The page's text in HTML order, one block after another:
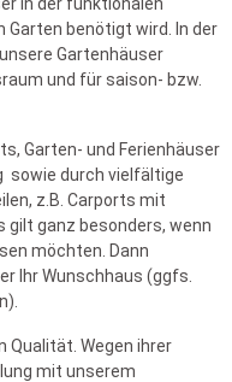
Garten benötigt wird. In der
Gartenhäuser
und für saison- bzw.
Garten- und Ferienhäuser
sowie durch vielfältige
z.B. Carports mit
gilt ganz besonders, wenn
möchten. Dann
Ihr Wunschhaus (ggfs.
Qualität. Wegen ihrer
mit unserem